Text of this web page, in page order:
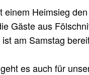
Heimsieg
Gäste aus
am Samstag
es auch für